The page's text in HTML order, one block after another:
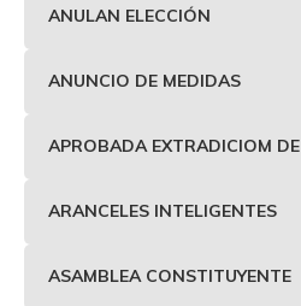
ANULAN ELECCIÓN
ANUNCIO DE MEDIDAS
APROBADA EXTRADICIOM
ARANCELES INTELIGENTES
ASAMBLEA CONSTITUYENTE